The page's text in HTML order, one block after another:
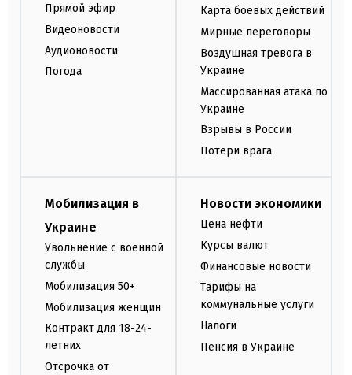
Прямой эфир
Видеоновости
Аудионовости
Погода
Карта боевых действий
Мирные переговоры
Воздушная тревога в
Украине
Массированная атака по
Украине
Взрывы в России
Потери врага
Мобилизация в
Украине
Увольнение с военной
службы
Мобилизация 50+
Мобилизация женщин
Контракт для 18-24-
летних
Отсрочка от
Новости экономики
Цена нефти
Курсы валют
Финансовые новости
Тарифы на
коммунальные услуги
Налоги
Пенсия в Украине